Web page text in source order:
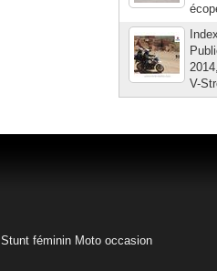
V-
Stunt féminin Moto occasion